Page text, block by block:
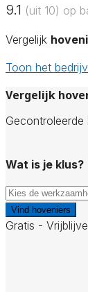
9.1 (uit 10) op
Vergelijk
Toon het
Vergelijk
Gecontroleerde
Wat is je klus?
Vind hoveniers
Gratis -